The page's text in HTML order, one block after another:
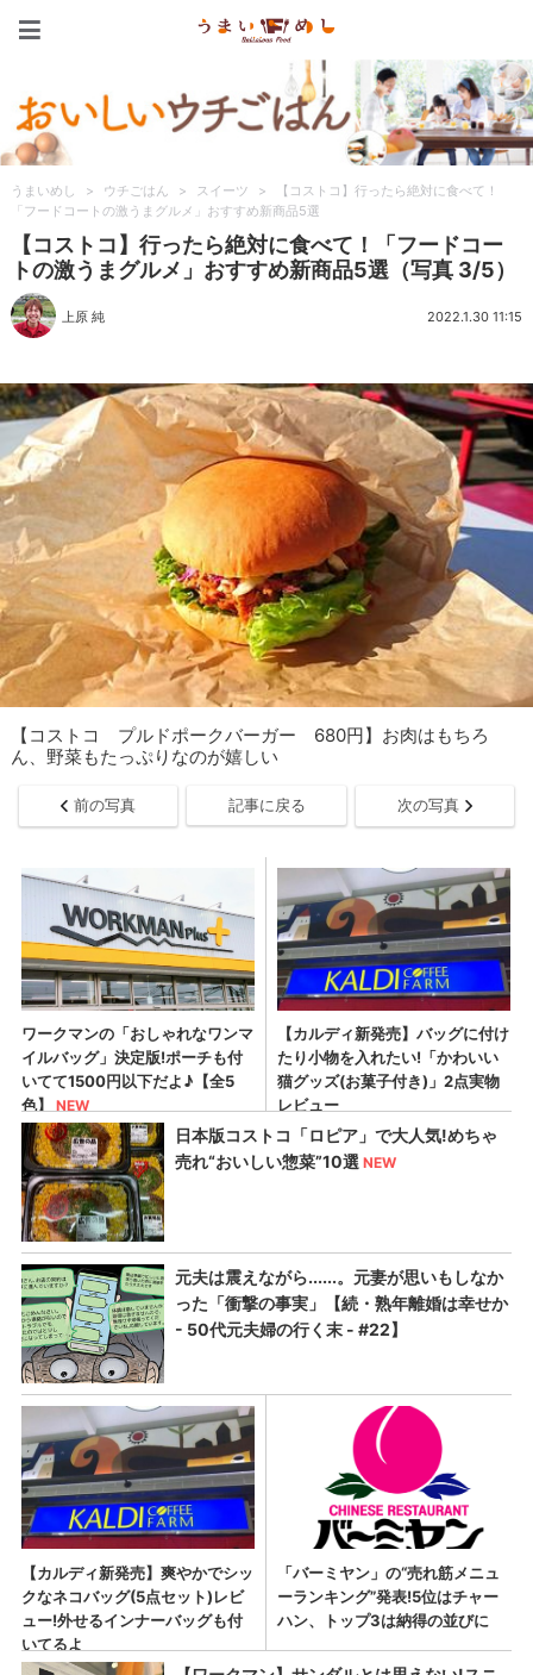
うまいめし > ウチごはん > スイーツ >
【コストコ】行ったら絶対に食べて！
「フードコートの激うまグルメ」おすすめ新商品5選
【コストコ】行ったら絶対に食べて！「フードコー
トの激うまグルメ」おすすめ新商品5選（写真 3/5）
上原 純 2022.1.30 11:15
【コストコ プルドポークバーガー 680円】お肉はもちろ
ん、野菜もたっぷりなのが嬉しい
前の写真 記事に戻る 次の写真